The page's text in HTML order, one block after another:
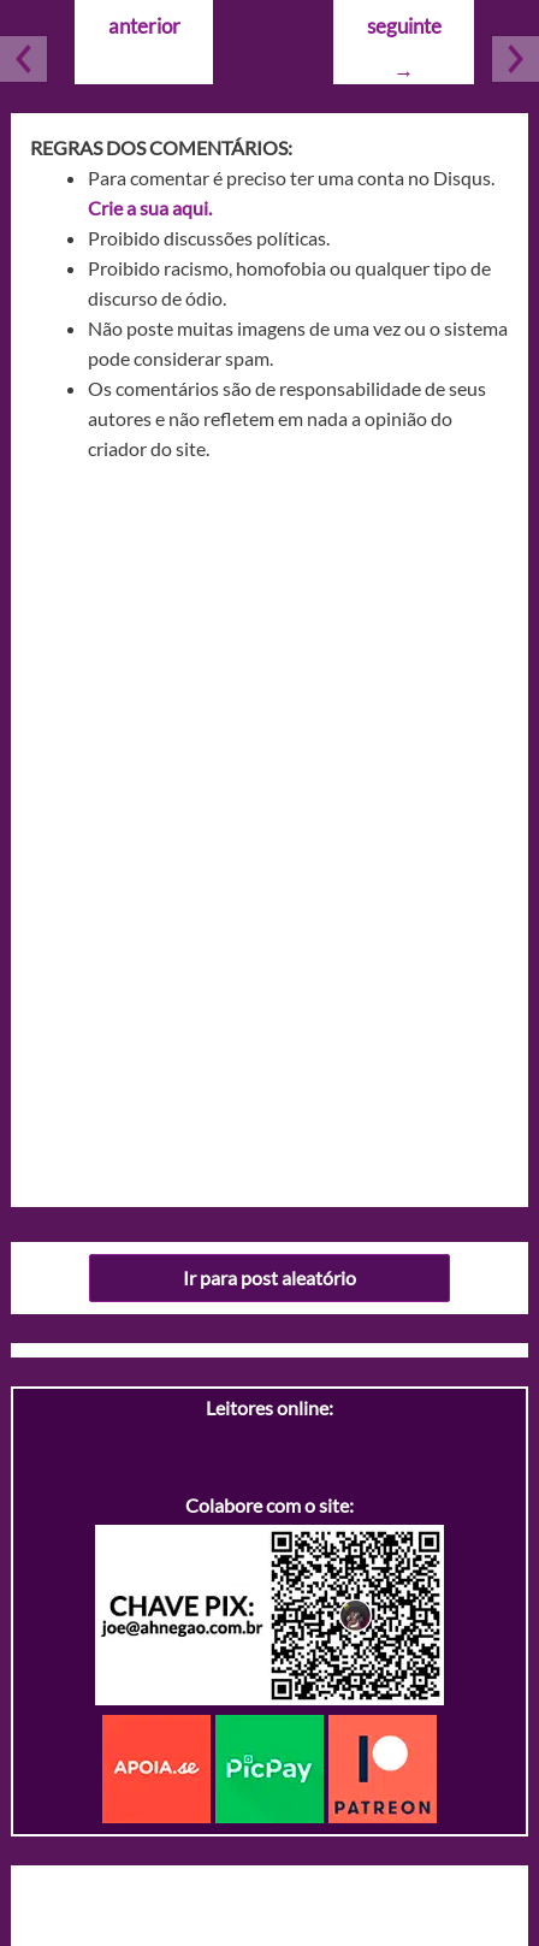
Postanterior
seguinte
→
REGRAS DOS COMENTÁRIOS:
Para comentar é preciso ter uma conta no Disqus.
Crie a sua aqui.
Proibido discussões políticas.
Proibido racismo, homofobia ou qualquer tipo de
discurso de ódio.
Não poste muitas imagens de uma vez ou o sistema
pode considerar spam.
Os comentários são de responsabilidade de seus
autores e não refletem em nada a opinião do
criador do site.
Ir para post aleatório
Leitores online:
Colabore com o site: